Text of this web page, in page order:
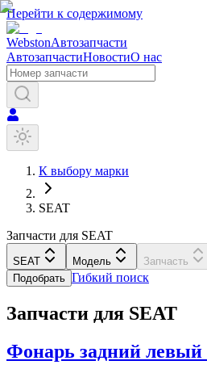
Перейти к содержимому
WebstonАвтозапчасти
АвтозапчастиНовостиО нас
К выбору марки
SEAT
Запчасти для SEAT
SEAT Модель Запчасть
Подобрать Гибкий поиск
Запчасти для SEAT
Фонарь задний левый